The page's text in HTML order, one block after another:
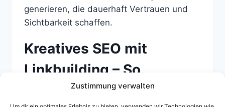
Zustimmung verwalten
generieren, die dauerhaft Vertrauen und
Sichtbarkeit schaffen.
Kreatives SEO mit
Linkbuilding – So
entsteht organische